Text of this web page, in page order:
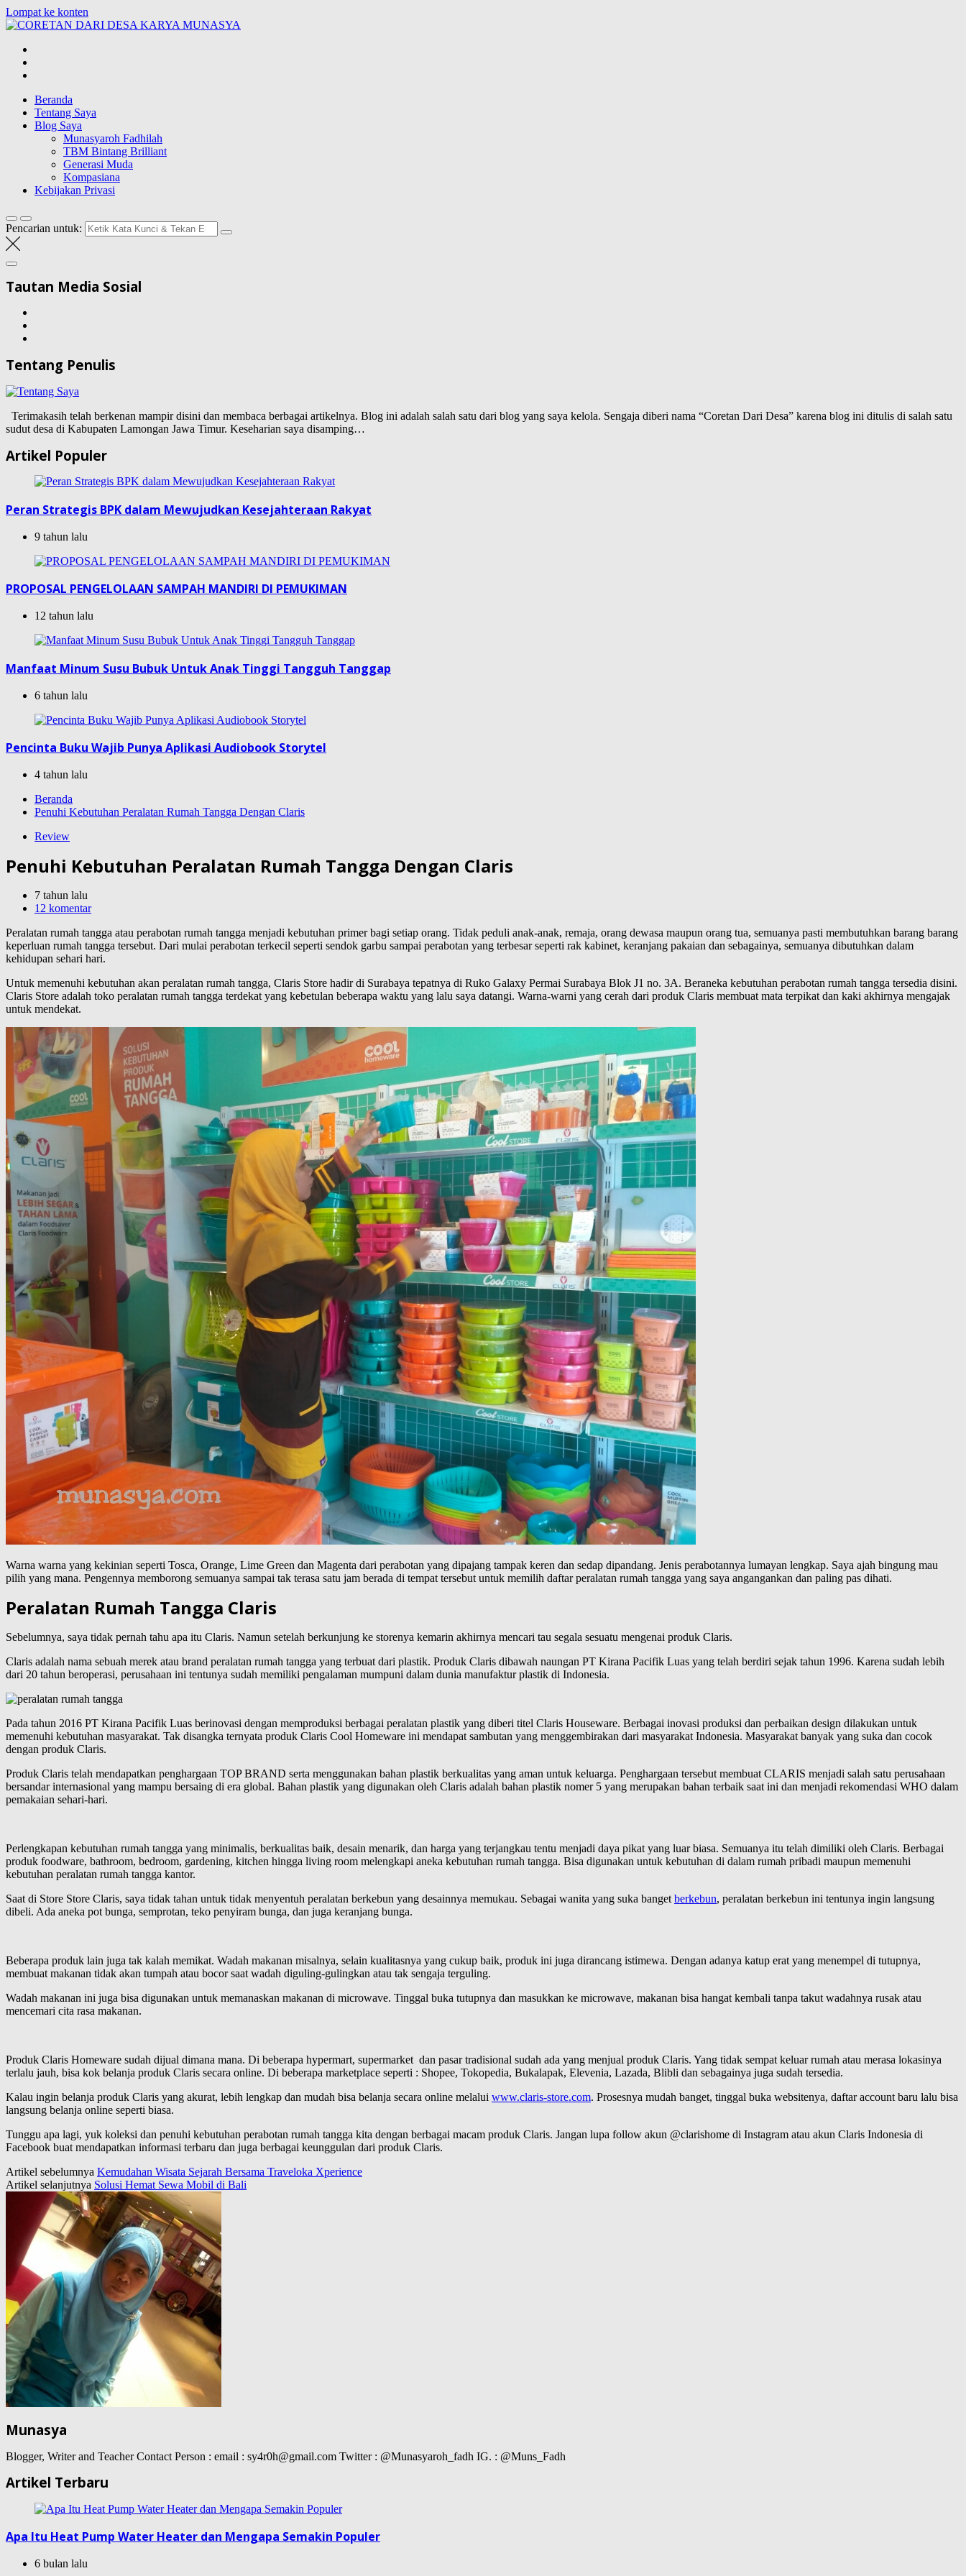
Lompat ke konten
Blog Wong Ndeso yang ingin berbagi berbagai hal di sekitarnya
Beranda
Tentang Saya
Blog Saya
Munasyaroh Fadhilah
TBM Bintang Brilliant
Generasi Muda
Kompasiana
Kebijakan Privasi
Pencarian untuk:
Tautan Media Sosial
Tentang Penulis
Terimakasih telah berkenan mampir disini dan membaca berbagai artikelnya. Blog ini adalah salah satu dari blog yang saya kelola. Sengaja diberi nama “Coretan Dari Desa” karena blog ini ditulis di salah satu
sudut desa di Kabupaten Lamongan Jawa Timur. Keseharian saya disamping…
Artikel Populer
Peran Strategis BPK dalam Mewujudkan Kesejahteraan Rakyat
9 tahun lalu
PROPOSAL PENGELOLAAN SAMPAH MANDIRI DI PEMUKIMAN
12 tahun lalu
Manfaat Minum Susu Bubuk Untuk Anak Tinggi Tangguh Tanggap
6 tahun lalu
Pencinta Buku Wajib Punya Aplikasi Audiobook Storytel
4 tahun lalu
Beranda
Penuhi Kebutuhan Peralatan Rumah Tangga Dengan Claris
Review
Penuhi Kebutuhan Peralatan Rumah Tangga Dengan Claris
7 tahun lalu
12 komentar
Peralatan rumah tangga atau perabotan rumah tangga menjadi kebutuhan primer bagi setiap orang. Tidak peduli anak-anak, remaja, orang dewasa maupun orang tua, semuanya pasti membutuhkan barang barang
keperluan rumah tangga tersebut. Dari mulai perabotan terkecil seperti sendok garbu sampai perabotan yang terbesar seperti rak kabinet, keranjang pakaian dan sebagainya, semuanya dibutuhkan dalam
kehidupan sehari hari.
Untuk memenuhi kebutuhan akan peralatan rumah tangga, Claris Store hadir di Surabaya tepatnya di Ruko Galaxy Permai Surabaya Blok J1 no. 3A. Beraneka kebutuhan perabotan rumah tangga tersedia disini.
Claris Store adalah toko peralatan rumah tangga terdekat yang kebetulan beberapa waktu yang lalu saya datangi. Warna-warni yang cerah dari produk Claris membuat mata terpikat dan kaki akhirnya mengajak
untuk mendekat.
Warna warna yang kekinian seperti Tosca, Orange, Lime Green dan Magenta dari perabotan yang dipajang tampak keren dan sedap dipandang. Jenis perabotannya lumayan lengkap. Saya ajah bingung mau
pilih yang mana. Pengennya memborong semuanya sampai tak terasa satu jam berada di tempat tersebut untuk memilih daftar peralatan rumah tangga yang saya angangankan dan paling pas dihati.
Peralatan Rumah Tangga Claris
Sebelumnya, saya tidak pernah tahu apa itu Claris. Namun setelah berkunjung ke storenya kemarin akhirnya mencari tau segala sesuatu mengenai produk Claris.
Claris adalah nama sebuah merek atau brand peralatan rumah tangga yang terbuat dari plastik. Produk Claris dibawah naungan PT Kirana Pacifik Luas yang telah berdiri sejak tahun 1996. Karena sudah lebih
dari 20 tahun beroperasi, perusahaan ini tentunya sudah memiliki pengalaman mumpuni dalam dunia manufaktur plastik di Indonesia.
Pada tahun 2016 PT Kirana Pacifik Luas berinovasi dengan memproduksi berbagai peralatan plastik yang diberi titel Claris Houseware. Berbagai inovasi produksi dan perbaikan design dilakukan untuk
memenuhi kebutuhan masyarakat. Tak disangka ternyata produk Claris Cool Homeware ini mendapat sambutan yang menggembirakan dari masyarakat Indonesia. Masyarakat banyak yang suka dan cocok
dengan produk Claris.
Produk Claris telah mendapatkan penghargaan TOP BRAND serta menggunakan bahan plastik berkualitas yang aman untuk keluarga. Penghargaan tersebut membuat CLARIS menjadi salah satu perusahaan
bersandar internasional yang mampu bersaing di era global. Bahan plastik yang digunakan oleh Claris adalah bahan plastik nomer 5 yang merupakan bahan terbaik saat ini dan menjadi rekomendasi WHO dalam
pemakaian sehari-hari.
Perlengkapan kebutuhan rumah tangga yang minimalis, berkualitas baik, desain menarik, dan harga yang terjangkau tentu menjadi daya pikat yang luar biasa. Semuanya itu telah dimiliki oleh Claris. Berbagai
produk foodware, bathroom, bedroom, gardening, kitchen hingga living room melengkapi aneka kebutuhan rumah tangga. Bisa digunakan untuk kebutuhan di dalam rumah pribadi maupun memenuhi
kebutuhan peralatan rumah tangga kantor.
Saat di Store Store Claris, saya tidak tahan untuk tidak menyentuh peralatan berkebun yang desainnya memukau. Sebagai wanita yang suka banget berkebun, peralatan berkebun ini tentunya ingin langsung
dibeli. Ada aneka pot bunga, semprotan, teko penyiram bunga, dan juga keranjang bunga.
Beberapa produk lain juga tak kalah memikat. Wadah makanan misalnya, selain kualitasnya yang cukup baik, produk ini juga dirancang istimewa. Dengan adanya katup erat yang menempel di tutupnya,
membuat makanan tidak akan tumpah atau bocor saat wadah diguling-gulingkan atau tak sengaja terguling.
Wadah makanan ini juga bisa digunakan untuk memanaskan makanan di microwave. Tinggal buka tutupnya dan masukkan ke microwave, makanan bisa hangat kembali tanpa takut wadahnya rusak atau
mencemari cita rasa makanan.
Produk Claris Homeware sudah dijual dimana mana. Di beberapa hypermart, supermarket dan pasar tradisional sudah ada yang menjual produk Claris. Yang tidak sempat keluar rumah atau merasa lokasinya
terlalu jauh, bisa kok belanja produk Claris secara online. Di beberapa marketplace seperti : Shopee, Tokopedia, Bukalapak, Elevenia, Lazada, Blibli dan sebagainya juga sudah tersedia.
Kalau ingin belanja produk Claris yang akurat, lebih lengkap dan mudah bisa belanja secara online melalui www.claris-store.com. Prosesnya mudah banget, tinggal buka websitenya, daftar account baru lalu bisa
langsung belanja online seperti biasa.
Tunggu apa lagi, yuk koleksi dan penuhi kebutuhan perabotan rumah tangga kita dengan berbagai macam produk Claris. Jangan lupa follow akun @clarishome di Instagram atau akun Claris Indonesia di
Facebook buat mendapatkan informasi terbaru dan juga berbagai keunggulan dari produk Claris.
Artikel sebelumnya Kemudahan Wisata Sejarah Bersama Traveloka Xperience
Artikel selanjutnya Solusi Hemat Sewa Mobil di Bali
Munasya
Blogger, Writer and Teacher Contact Person : email : sy4r0h@gmail.com Twitter : @Munasyaroh_fadh IG. : @Muns_Fadh
Artikel Terbaru
Apa Itu Heat Pump Water Heater dan Mengapa Semakin Populer
6 bulan lalu